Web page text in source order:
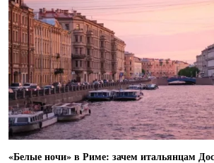
«Белые ночи» в Риме: зачем итальянцам